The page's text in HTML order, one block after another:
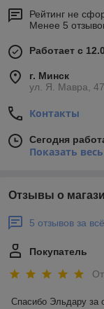
Рейтинг не
Менее 5
Работает с
г. Минск
ул. Я. Мавра,
Контакты
Сегодня
Показать
Отзывы о
5 отзывов за
Покупатель
Спасибо Эльдару за